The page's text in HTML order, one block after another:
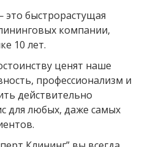
это быстрорастущая
компании,
10 лет.
ценят наше
профессионализм и
действительно
для любых, даже самых